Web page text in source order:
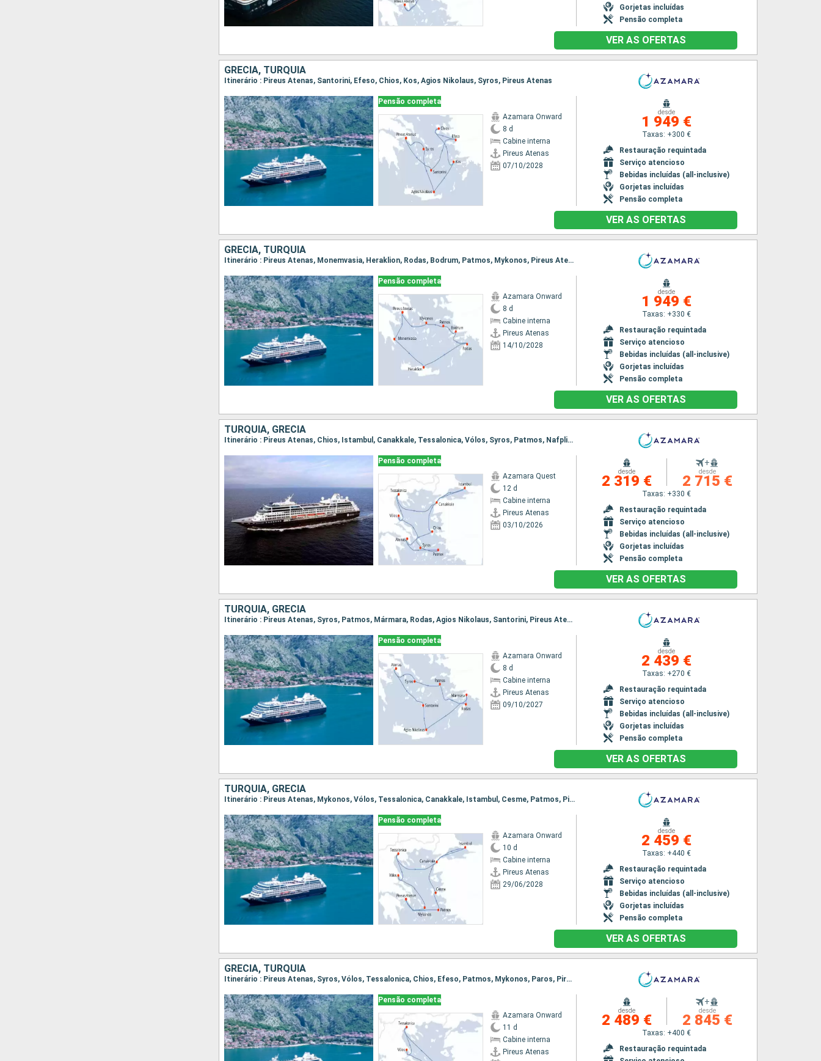
Gorjetas incluídas
Pensão completa
VER AS OFERTAS
GRÉCIA, TURQUIA
Itinerário : Pireus Atenas, Santorini, Efeso, Chios, Kos, Agios Nikolaus, Syros, Pireus Atenas
Pensão completa
Azamara Onward
8 d
Cabine interna
Pireus Atenas
07/10/2028
desde
1 949 €
Taxas: +300 €
Restauração requintada
Serviço atencioso
Bebidas incluídas (all-inclusive)
Gorjetas incluídas
Pensão completa
VER AS OFERTAS
GRÉCIA, TURQUIA
Itinerário : Pireus Atenas, Monemvasia, Heraklion, Rodas, Bodrum, Patmos, Mykonos, Pireus Atenas
Pensão completa
Azamara Onward
8 d
Cabine interna
Pireus Atenas
14/10/2028
desde
1 949 €
Taxas: +330 €
Restauração requintada
Serviço atencioso
Bebidas incluídas (all-inclusive)
Gorjetas incluídas
Pensão completa
VER AS OFERTAS
TURQUIA, GRÉCIA
Itinerário : Pireus Atenas, Chios, Istambul, Canakkale, Tessalonica, Vólos, Syros, Patmos, Nafplio, Pireus Atenas
Pensão completa
Azamara Quest
12 d
Cabine interna
Pireus Atenas
03/10/2026
desde
2 319 €
+
desde
2 715 €
Taxas: +330 €
Restauração requintada
Serviço atencioso
Bebidas incluídas (all-inclusive)
Gorjetas incluídas
Pensão completa
VER AS OFERTAS
TURQUIA, GRÉCIA
Itinerário : Pireus Atenas, Syros, Patmos, Mármara, Rodas, Agios Nikolaus, Santorini, Pireus Atenas
Pensão completa
Azamara Onward
8 d
Cabine interna
Pireus Atenas
09/10/2027
desde
2 439 €
Taxas: +270 €
Restauração requintada
Serviço atencioso
Bebidas incluídas (all-inclusive)
Gorjetas incluídas
Pensão completa
VER AS OFERTAS
TURQUIA, GRÉCIA
Itinerário : Pireus Atenas, Mykonos, Vólos, Tessalonica, Canakkale, Istambul, Cesme, Patmos, Pireus Atenas
Pensão completa
Azamara Onward
10 d
Cabine interna
Pireus Atenas
29/06/2028
desde
2 459 €
Taxas: +440 €
Restauração requintada
Serviço atencioso
Bebidas incluídas (all-inclusive)
Gorjetas incluídas
Pensão completa
VER AS OFERTAS
GRÉCIA, TURQUIA
Itinerário : Pireus Atenas, Syros, Vólos, Tessalonica, Chios, Efeso, Patmos, Mykonos, Paros, Pireus Atenas
Pensão completa
Azamara Onward
11 d
Cabine interna
Pireus Atenas
desde
2 489 €
+
desde
2 845 €
Taxas: +400 €
Restauração requintada